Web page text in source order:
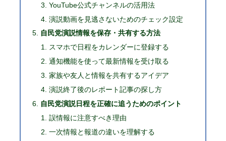
YouTube公式チャンネルの活用法
演説動画を見逃さないためのチェック設定
自民党演説情報を保存・共有する方法
スマホで日程をカレンダーに登録する
通知機能を使って最新情報を受け取る
家族や友人と情報を共有するアイデア
演説終了後のレポート記事の探し方
自民党演説日程を正確に追うためのポイント
誤情報に注意すべき理由
一次情報と報道の違いを理解する